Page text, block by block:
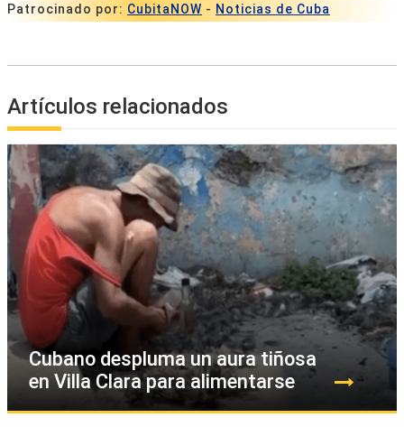
Patrocinado por: CubitaNOW - Noticias de Cuba
Artículos relacionados
Cubano despluma un aura tiñosa
en Villa Clara para alimentarse